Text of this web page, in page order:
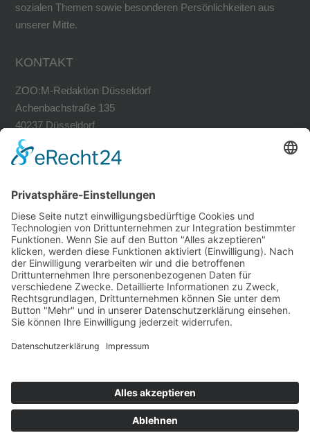
sozialen Themen sowie besonderen Persönlichkeiten aus
unserer Mitte.
KONTAKT
ZOO:M-Redaktion Düsseldorf
Achenbachstraße 135
40237 Düsseldorf
Tel. 0211-30200741
Fax 0211-30200749
RECHTLICHES
Impressum
Datenschutz
Datenschutz Social Networks
Mediadaten